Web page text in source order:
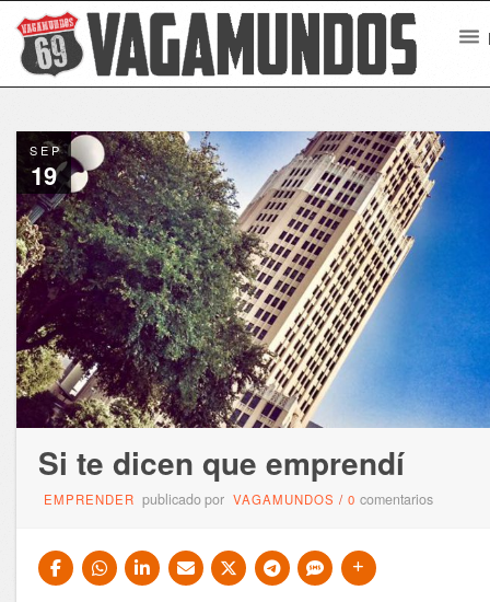
SEP
19
Si te dicen que emprendí
EMPRENDER publicado por VAGAMUNDOS /0comentarios